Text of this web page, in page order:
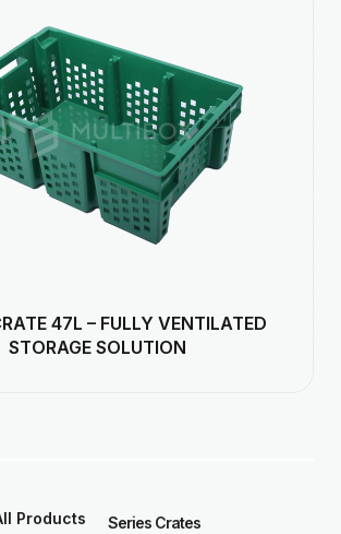
47L – FULLY VENTILATED
STORAGE SOLUTION
Series Crates
Products